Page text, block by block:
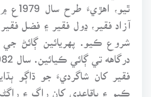
ٿيو،
آزاد فقير، ڍول فقير ۽ فضل
شروع ڪيو. پهريائين ڳائڻ
فقير کان شاگرديءَ جو ڌاڳو
ڪيو ۽ باقاعدي کان راڳ ۽